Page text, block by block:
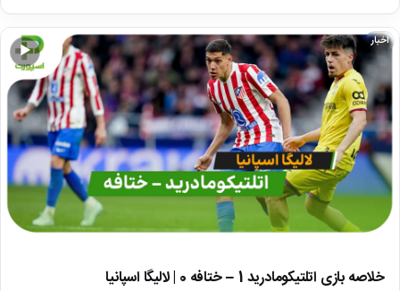
▶
اخبار
خلاصه بازی اتلتیکومادرید 1 – ختافه 0 | لالیگا اسپانیا